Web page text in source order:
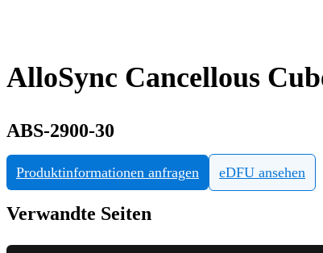
AlloSync Cancellous
ABS-2900-30
Produktinformationen anfragen eDFU ansehen
Verwandte Seiten